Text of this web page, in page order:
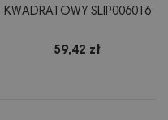
KWADRATOWY SLIP006016
59,42 zł